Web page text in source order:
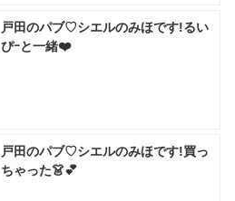
戸田のパブ♡ シエルのみほです!るい
ぴｰと一緒❤️
戸田のパブ♡ シエルのみほです!買っ
ちゃった👗💕